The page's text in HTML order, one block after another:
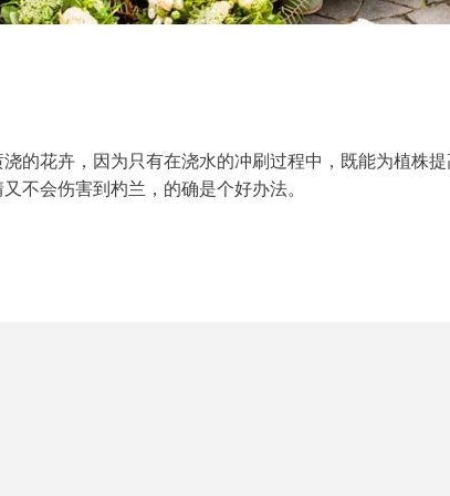
的花卉，因为只有在浇水的冲刷过程中，既能为植株
不会伤害到杓兰，的确是个好办法。